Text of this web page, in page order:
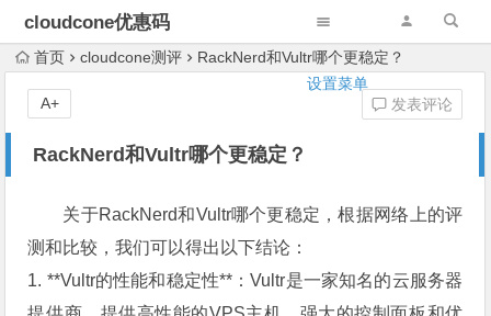
cloudcone优惠码
设置菜单
首页 cloudcone测评 RackNerd和Vultr哪个更稳定？
RackNerd和Vultr哪个更稳定？
发表评论
A+
关于RackNerd和Vultr哪个更稳定，根据网络上的评
测和比较，我们可以得出以下结论：
1. **Vultr的性能和稳定性**：Vultr是一家知名的云服务器